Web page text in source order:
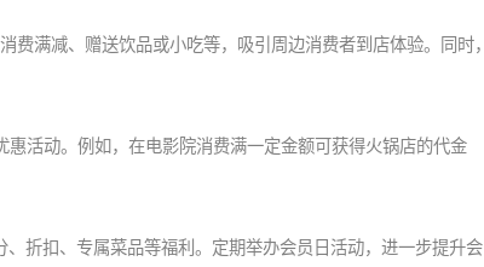
费满减、赠送饮品或小吃等，吸引周边消费者到店体验。同时，
活动。例如，在电影院消费满一定金额可获得火锅店的代金
折扣、专属菜品等福利。定期举办会员日活动，进一步提升会